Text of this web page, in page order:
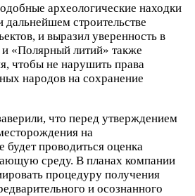
археологические находки
дальнейшем строительстве
и выразил уверенность в
«Полярный литий» также
чтобы не нарушить права
народов на сохранение
что перед утверждением
на
будет проводиться оценка
среду. В планах компании
процедуру получения
и осознанного